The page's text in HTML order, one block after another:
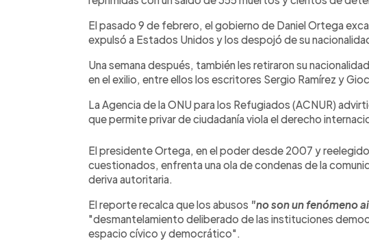
El pasado 9 de febrero, el gobierno de Daniel Ortega
expulsó a Estados Unidos y los despojó de su
Una semana después, también les retiraron su
en el exilio, entre ellos los escritores Sergio Ramírez y
La Agencia de la ONU para los Refugiados (ACNUR)
que permite privar de ciudadanía viola el derecho
El presidente Ortega, en el poder desde 2007 y
cuestionados, enfrenta una ola de condenas de la
deriva autoritaria.
El reporte recalca que los abusos "no son un fenómeno
"desmantelamiento deliberado de las instituciones
espacio cívico y democrático".